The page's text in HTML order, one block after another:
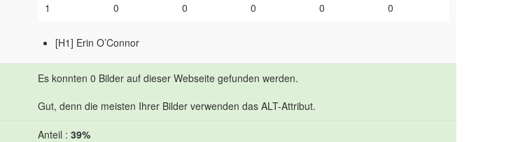
1 0 0 0 0 0
[H1] Erin O’Connor
Es konnten 0 Bilder auf dieser Webseite gefunden werden.
Gut, denn die meisten Ihrer Bilder verwenden das ALT-Attribut.
Anteil : 39%